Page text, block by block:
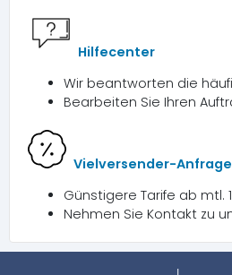
Hilfecenter
Wir beantworten die
Bearbeiten Sie Ihren
Vielversender-Anfrage
Günstigere Tarife ab mtl.
Nehmen Sie Kontakt zu